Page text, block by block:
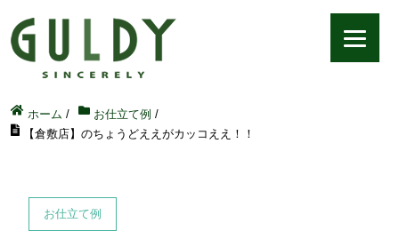
ホーム / お仕立て例 /
【倉敷店】のちょうどええがカッコええ！！
お仕立て例